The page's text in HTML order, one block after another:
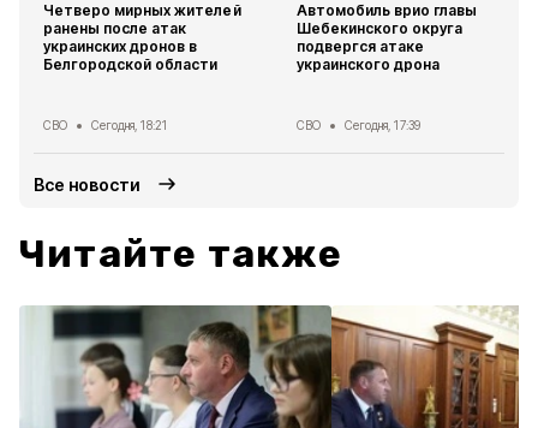
Четверо мирных жителей
ранены после атак
украинских дронов в
Белгородской области
СВО Сегодня, 18:21
Автомобиль врио главы
Шебекинского округа
подвергся атаке
украинского дрона
СВО Сегодня, 17:39
Все новости
Читайте также